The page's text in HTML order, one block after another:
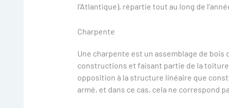
l'Atlantique), répartie tout au long de
Charpente
Une charpente est un assemblage de
constructions et faisant partie de la
opposition à la structure linéaire que
armé, et dans ce cas, cela ne correspond